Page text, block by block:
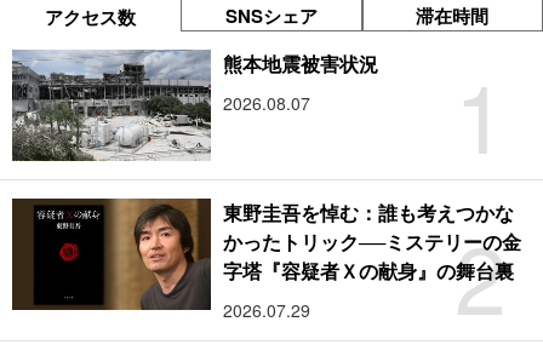
アクセス数 SNSシェア 滞在時間
1
熊本地震被害状況
2026.08.07
2
東野圭吾を悼む：誰も考えつかな
かったトリック──ミステリーの金
字塔『容疑者Ｘの献身』の舞台裏
2026.07.29